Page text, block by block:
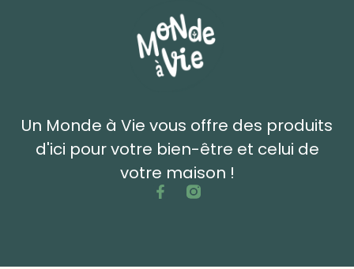
Un Monde à Vie vous offre des produits
d'ici pour votre bien-être et celui de
votre maison !